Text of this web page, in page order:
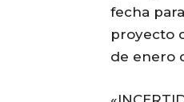
fecha
proyecto
de enero